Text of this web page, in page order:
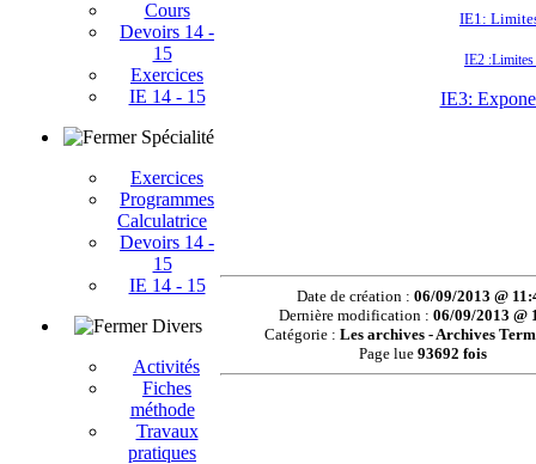
Cours
Devoirs 14 -
15
Exercices
IE 14 - 15
Spécialité
Exercices
Programmes
Calculatrice
Devoirs 14 -
15
IE 14 - 15
Divers
Activités
Fiches
méthode
Travaux
pratiques
IE1:
IE2
IE3:
Date de création :06/09/2013 @
Dernière modification : 06/09/2013 @
Catégorie :Les archives - Archives
Page lue93692 fois